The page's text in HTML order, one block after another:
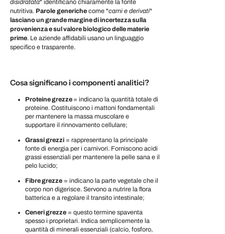
disidratata" identificano chiaramente la fonte
nutritiva. Parole generiche come "carni e derivati"
lasciano un grande margine di incertezza sulla
provenienza e sul valore biologico delle materie
prime. Le aziende affidabili usano un linguaggio
specifico e trasparente.
Cosa significano i componenti analitici?
Proteine grezze = indicano la quantità totale di
proteine. Costituiscono i mattoni fondamentali
per mantenere la massa muscolare e
supportare il rinnovamento cellulare;
Grassi grezzi = rappresentano la principale
fonte di energia per i carnivori. Forniscono acidi
grassi essenziali per mantenere la pelle sana e il
pelo lucido;
Fibre grezze = indicano la parte vegetale che il
corpo non digerisce. Servono a nutrire la flora
batterica e a regolare il transito intestinale;
Ceneri grezze = questo termine spaventa
spesso i proprietari. Indica semplicemente la
quantità di minerali essenziali (calcio, fosforo,